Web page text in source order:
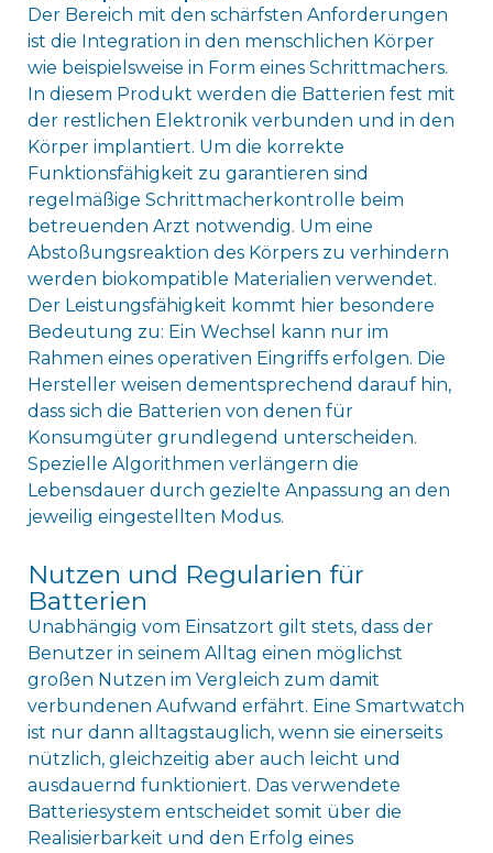
Der Bereich mit den schärfsten Anforderungen
ist die Integration in den menschlichen Körper
wie beispielsweise in Form eines Schrittmachers.
In diesem Produkt werden die Batterien fest mit
der restlichen Elektronik verbunden und in den
Körper implantiert. Um die korrekte
Funktionsfähigkeit zu garantieren sind
regelmäßige Schrittmacherkontrolle beim
betreuenden Arzt notwendig. Um eine
Abstoßungsreaktion des Körpers zu verhindern
werden biokompatible Materialien verwendet.
Der Leistungsfähigkeit kommt hier besondere
Bedeutung zu: Ein Wechsel kann nur im
Rahmen eines operativen Eingriffs erfolgen. Die
Hersteller weisen dementsprechend darauf hin,
dass sich die Batterien von denen für
Konsumgüter grundlegend unterscheiden.
Spezielle Algorithmen verlängern die
Lebensdauer durch gezielte Anpassung an den
jeweilig eingestellten Modus.
Nutzen und Regularien für
Batterien
Unabhängig vom Einsatzort gilt stets, dass der
Benutzer in seinem Alltag einen möglichst
großen Nutzen im Vergleich zum damit
verbundenen Aufwand erfährt. Eine Smartwatch
ist nur dann alltagstauglich, wenn sie einerseits
nützlich, gleichzeitig aber auch leicht und
ausdauernd funktioniert. Das verwendete
Batteriesystem entscheidet somit über die
Realisierbarkeit und den Erfolg eines